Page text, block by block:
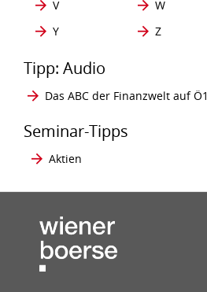
V
W
Y
Z
Tipp: Audio
Das ABC der Finanzwelt auf Ö1
Seminar-Tipps
Aktien